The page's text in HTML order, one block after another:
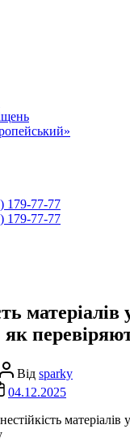
179-77-77
179-77-77
матеріалів
як
Від sparky
04.12.2025